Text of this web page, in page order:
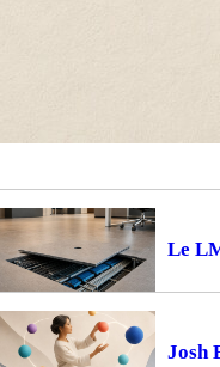
Le
Josh